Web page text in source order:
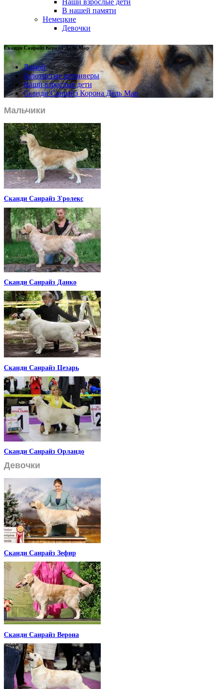
В нашей памяти
Немецкие
Девочки
Сканди Санрайз Корона Дель Мар
Домой
Золотистые ретриверы
Наши взрослые дети
Сканди Санрайз Корона Дель Мар
Мальчики
Сканди Санрайз З'ролекс
Сканди Санрайз Данко
Сканди Санрайз Цезарь
Сканди Санрайз Орландо
Девочки
Сканди Санрайз Зефир
Сканди Санрайз Верона